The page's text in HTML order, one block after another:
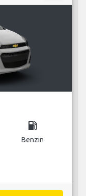
local_gas_station
Benzin